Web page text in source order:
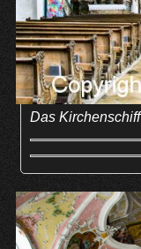
Das Kirchenschiff